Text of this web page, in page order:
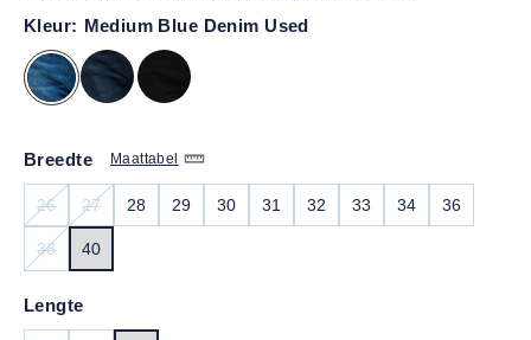
Kleur: Medium Blue Denim Used
Maattabel
Breedte
26
(DEZE OPTIE IS MOMENTEEL NIET BESCHIKBAAR.)
27 28 29 30 31 32 33 34 36
38 40
Lengte